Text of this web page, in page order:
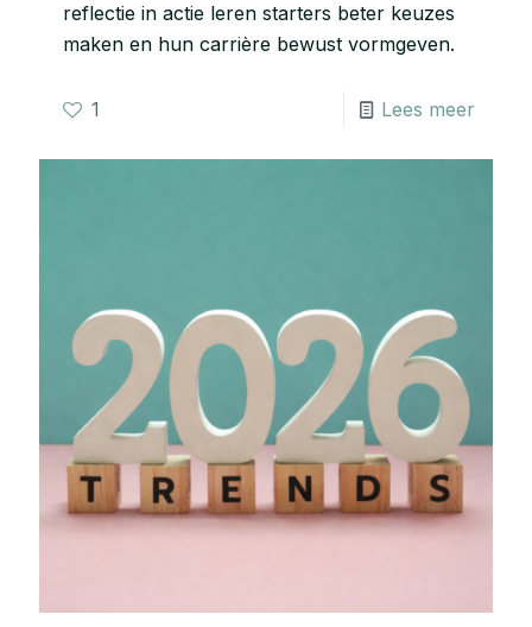
reflectie in actie leren starters beter keuzes
maken en hun carrière bewust vormgeven.
1 Lees meer